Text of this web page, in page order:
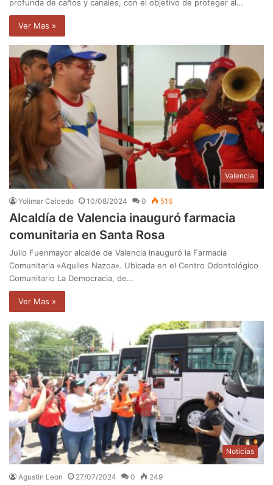
profunda de caños y canales, con el objetivo de proteger al…
Ver Mas »
Valencia
Yolimar Caicedo 10/08/2024 0 516
Alcaldía de Valencia inauguró farmacia
comunitaria en Santa Rosa
Julio Fuenmayor alcalde de Valencia inauguró la Farmacia
Comunitaria «Aquiles Nazoa». Ubicada en el Centro Odontológico
Comunitario La Democracia, de…
Ver Mas »
Noticias
Agustin Leon 27/07/2024 0 249